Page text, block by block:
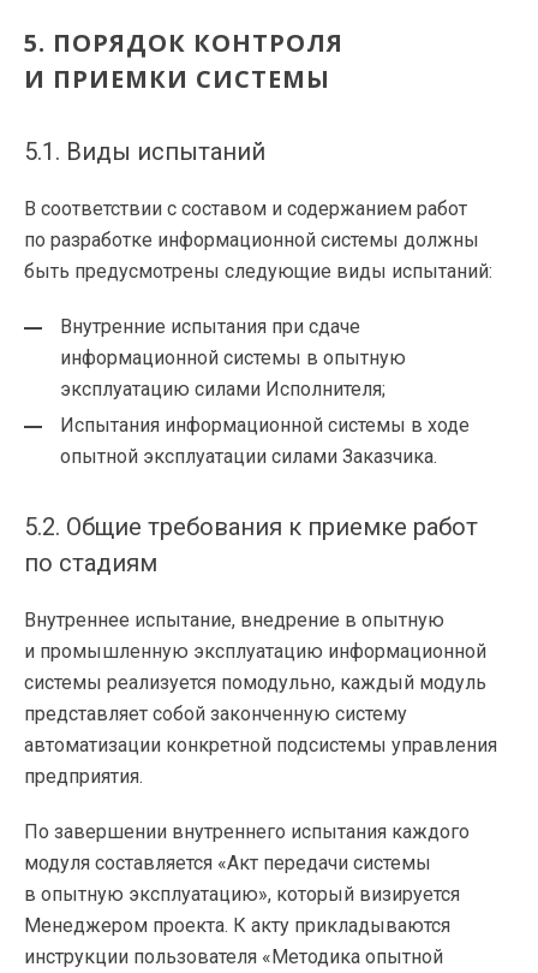
5. ПОРЯДОК КОНТРОЛЯ
И ПРИЕМКИ СИСТЕМЫ
5.1. Виды испытаний
В соответствии с составом и содержанием работ
по разработке информационной системы должны
быть предусмотрены следующие виды испытаний:
Внутренние испытания при сдаче
информационной системы в опытную
эксплуатацию силами Исполнителя;
Испытания информационной системы в ходе
опытной эксплуатации силами Заказчика.
5.2. Общие требования к приемке работ
по стадиям
Внутреннее испытание, внедрение в опытную
и промышленную эксплуатацию информационной
системы реализуется помодульно, каждый модуль
представляет собой законченную систему
автоматизации конкретной подсистемы управления
предприятия.
По завершении внутреннего испытания каждого
модуля составляется «Акт передачи системы
в опытную эксплуатацию», который визируется
Менеджером проекта. К акту прикладываются
инструкции пользователя «Методика опытной